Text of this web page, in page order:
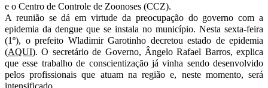
e o Centro de Controle de Zoonoses (CCZ).
A reunião se dá em virtude da preocupação do governo com a
epidemia da dengue que se instala no município. Nesta sexta-feira
(1º), o prefeito Wladimir Garotinho decretou estado de epidemia
(AQUI). O secretário de Governo, Ângelo Rafael Barros, explica
que esse trabalho de conscientização já vinha sendo desenvolvido
pelos profissionais que atuam na região e, neste momento, será
intensificado.